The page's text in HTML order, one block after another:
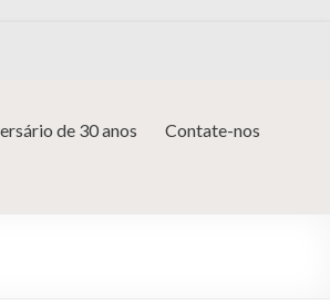
de 30 anos Contate-nos